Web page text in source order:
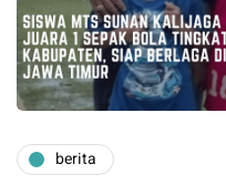
berita